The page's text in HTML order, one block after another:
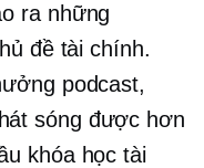
ra những
đề tài chính.
podcast,
sóng được hơn
khóa học tài